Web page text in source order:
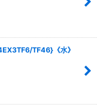
TF46}《水》